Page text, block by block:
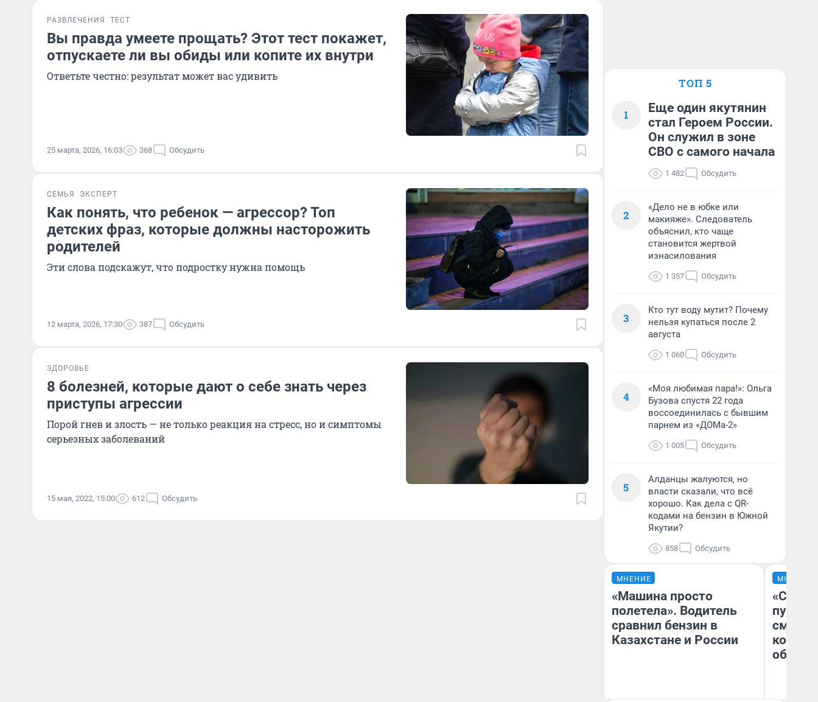
РАЗВЛЕЧЕНИЯ ТЕСТ
Вы правда умеете прощать? Этот тест покажет,
отпускаете ли вы обиды или копите их внутри
Ответьте честно: результат может вас удивить
25 марта, 2026, 16:03 368 Обсудить
СЕМЬЯ ЭКСПЕРТ
Как понять, что ребенок — агрессор? Топ
детских фраз, которые должны насторожить
родителей
Эти слова подскажут, что подростку нужна помощь
12 марта, 2026, 17:30 387 Обсудить
ЗДОРОВЬЕ
8 болезней, которые дают о себе знать через
приступы агрессии
Порой гнев и злость — не только реакция на стресс, но и симптомы
серьезных заболеваний
15 мая, 2022, 15:00 612 Обсудить
ТОП 5
1
Еще один якутянин
стал Героем России.
Он служил в зоне
СВО с самого начала
1 482 Обсудить
2
«Дело не в юбке или
макияже». Следователь
объяснил, кто чаще
становится жертвой
изнасилования
1 357 Обсудить
3
Кто тут воду мутит? Почему
нельзя купаться после 2
августа
1 060 Обсудить
4
«Моя любимая пара!»: Ольга
Бузова спустя 22 года
воссоединилась с бывшим
парнем из «ДОМа-2»
1 005 Обсудить
5
Алданцы жалуются, но
власти сказали, что всё
хорошо. Как дела с QR-
кодами на бензин в Южной
Якутии?
858 Обсудить
МНЕНИЕ
«Машина просто
полетела». Водитель
сравнил бензин в
Казахстане и России
МНЕНИЕ